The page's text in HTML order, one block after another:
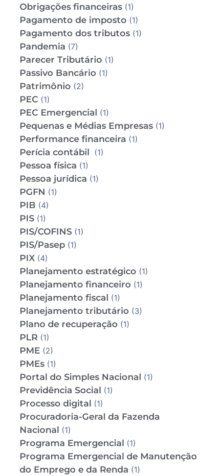
Obrigações financeiras (1)
Pagamento de imposto (1)
Pagamento dos tributos (1)
Pandemia (7)
Parecer Tributário (1)
Passivo Bancário (1)
Patrimônio (2)
PEC (1)
PEC Emergencial (1)
Pequenas e Médias Empresas (1)
Performance financeira (1)
Perícia contábil (1)
Pessoa física (1)
Pessoa jurídica (1)
PGFN (1)
PIB (4)
PIS (1)
PIS/COFINS (1)
PIS/Pasep (1)
PIX (4)
Planejamento estratégico (1)
Planejamento financeiro (1)
Planejamento fiscal (1)
Planejamento tributário (3)
Plano de recuperação (1)
PLR (1)
PME (2)
PMEs (1)
Portal do Simples Nacional (1)
Previdência Social (1)
Processo digital (1)
Procuradoria-Geral da Fazenda
Nacional (1)
Programa Emergencial (1)
Programa Emergencial de Manutenção
do Emprego e da Renda (1)